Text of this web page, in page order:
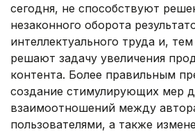
сегодня, не способствуют
незаконного оборота
интеллектуального труда и,
решают задачу увеличения
контента. Более правильным
создание стимулирующих мер
взаимоотношений между
пользователями, а также